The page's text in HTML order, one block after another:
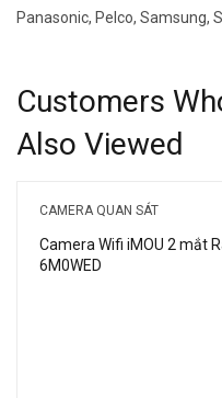
Panasonic, Pelco, Samsung,
Customers
Also Viewed
CAMERA QUAN SÁT
Camera Wifi iMOU 2 mắt
6M0WED